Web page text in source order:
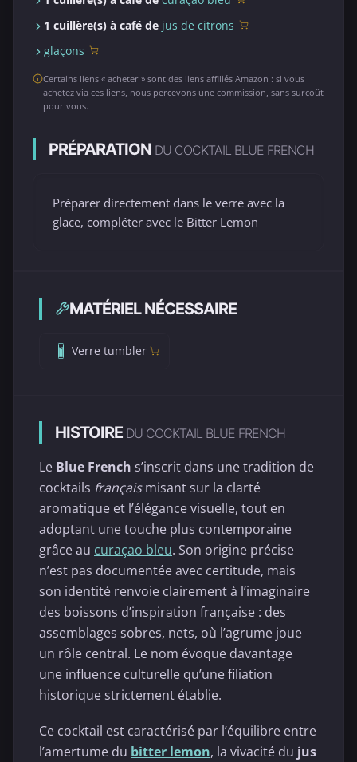
1 cuillère(s) à café de jus de citrons
glaçons
Certains liens « acheter » sont des liens affiliés Amazon : si vous
achetez via ces liens, nous percevons une commission, sans surcoût
pour vous.
PRÉPARATION DU COCKTAIL BLUE FRENCH
Préparer directement dans le verre avec la
glace, compléter avec le Bitter Lemon
MATÉRIEL NÉCESSAIRE
Verre tumbler
HISTOIRE DU COCKTAIL BLUE FRENCH
Le Blue French s’inscrit dans une tradition de
cocktails françaismisant sur la clarté
aromatique et l’élégance visuelle, tout en
adoptant une touche plus contemporaine
grâce au curaçao bleu. Son origine précise
n’est pas documentée avec certitude, mais
son identité renvoie clairement à l’imaginaire
des boissons d’inspiration française : des
assemblages sobres, nets, où l’agrume joue
un rôle central. Le nom évoque davantage
une influence culturelle qu’une filiation
historique strictement établie.
Ce cocktail est caractérisé par l’équilibre entre
l’amertume du bitter lemon, la vivacité du jus